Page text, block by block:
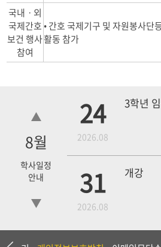
국내ㆍ외
국제간호
보건 행사
참여
• 간호 국제기구 및 자원봉사단
활동 참가
8월
학사일정
안내
24
2026.08
3학년
31
2026.08
개강
4학년 1